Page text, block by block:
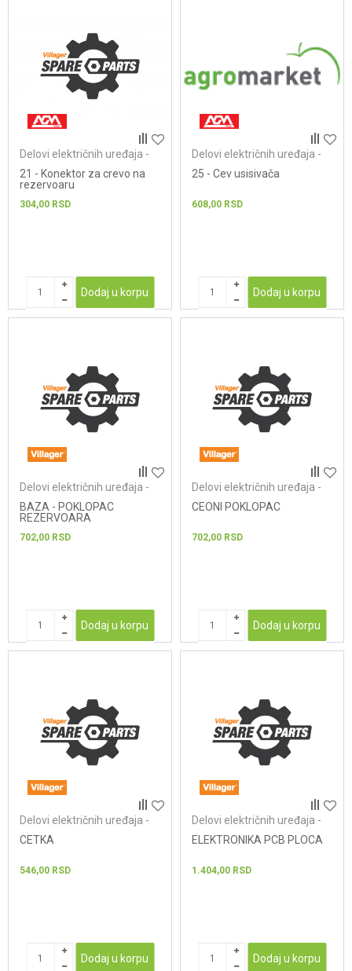
Delovi električnih uređaja -
21 - Konektor za crevo na
rezervoaru
304,00 RSD
Dodaj u korpu
Delovi električnih uređaja -
25 - Cev usisivača
608,00 RSD
Dodaj u korpu
Delovi električnih uređaja -
BAZA - POKLOPAC
REZERVOARA
702,00 RSD
Dodaj u korpu
Delovi električnih uređaja -
CEONI POKLOPAC
702,00 RSD
Dodaj u korpu
Delovi električnih uređaja -
CETKA
546,00 RSD
Dodaj u korpu
Delovi električnih uređaja -
ELEKTRONIKA PCB PLOCA
1.404,00 RSD
Dodaj u korpu